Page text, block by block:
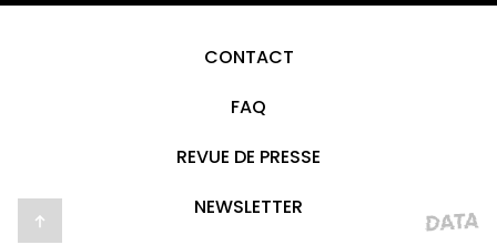
CONTACT
FAQ
REVUE DE PRESSE
NEWSLETTER